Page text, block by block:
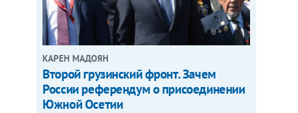
КАРЕН МАДОЯН
Второй грузинский фронт. Зачем
России референдум о присоединении
Южной Осетии